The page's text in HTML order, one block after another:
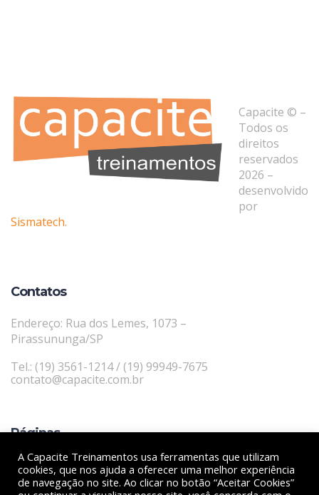
Capacite © –
Todos os
direitos
reservados
2026 –
desenvolvido
por
Sismatech.
Contatos
Endereço: Rua dos Lemes, 1073 –
Pirassununga/SP
Tel.: (19) 3561-1214 / (19) 99949-7675
contato@capacite.com.br
Páginas
CARRINHO
CONTATO
A Capacite Treinamentos usa ferramentas que utilizam
cookies, que nos ajuda a oferecer uma melhor experiência
de navegação no site. Ao clicar no botão “Aceitar Cookies”